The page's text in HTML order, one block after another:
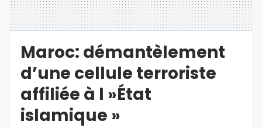
Maroc: démantèlement
d’une cellule terroriste
affiliée à l »État
islamique »